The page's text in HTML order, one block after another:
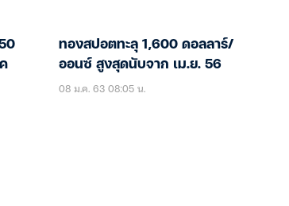
ทองสปอตทะลุ 1,600 ดอลลาร์/
ออนซ์ สูงสุดนับจาก เม.ย. 56
08 ม.ค. 63 08:05 น.